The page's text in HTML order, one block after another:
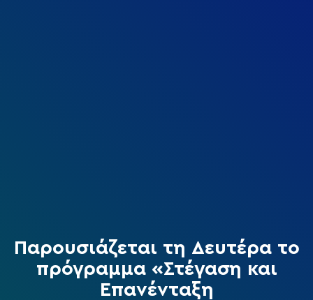
Παρουσιάζεται τη Δευτέρα το
πρόγραμμα «Στέγαση και
Επανένταξη